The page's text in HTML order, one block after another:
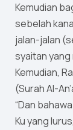
Kemudian
sebelah
jalan-jalan
syaitan yang
Kemudian,
(Surah Al-
“Dan
Ku yang